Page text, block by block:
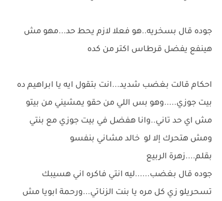
جوده قال بسخريه..هو فعلا لازم يحط حد...مهو مش
هينفع يفضل قرطاس اكتر من كده
احكام قالت بغضب شديد...انت بتقول ايه يا ابراهيم ده
بيت جوزي.....وهو بس اللي من حقو يمشيني من بيتو
مش اي حد تاني..وانا هفضل في بيت جوزي مع بنتي
ومش هتحرك إلا لو خالد مشاني بنفسو
بقلم....زهرة الربيع
جوده قال بغضب......ليه انتي فاكره اني هسيبك
تسحريلو زي كل مره يا بنت الزناتي...ورحمة ابويا مش